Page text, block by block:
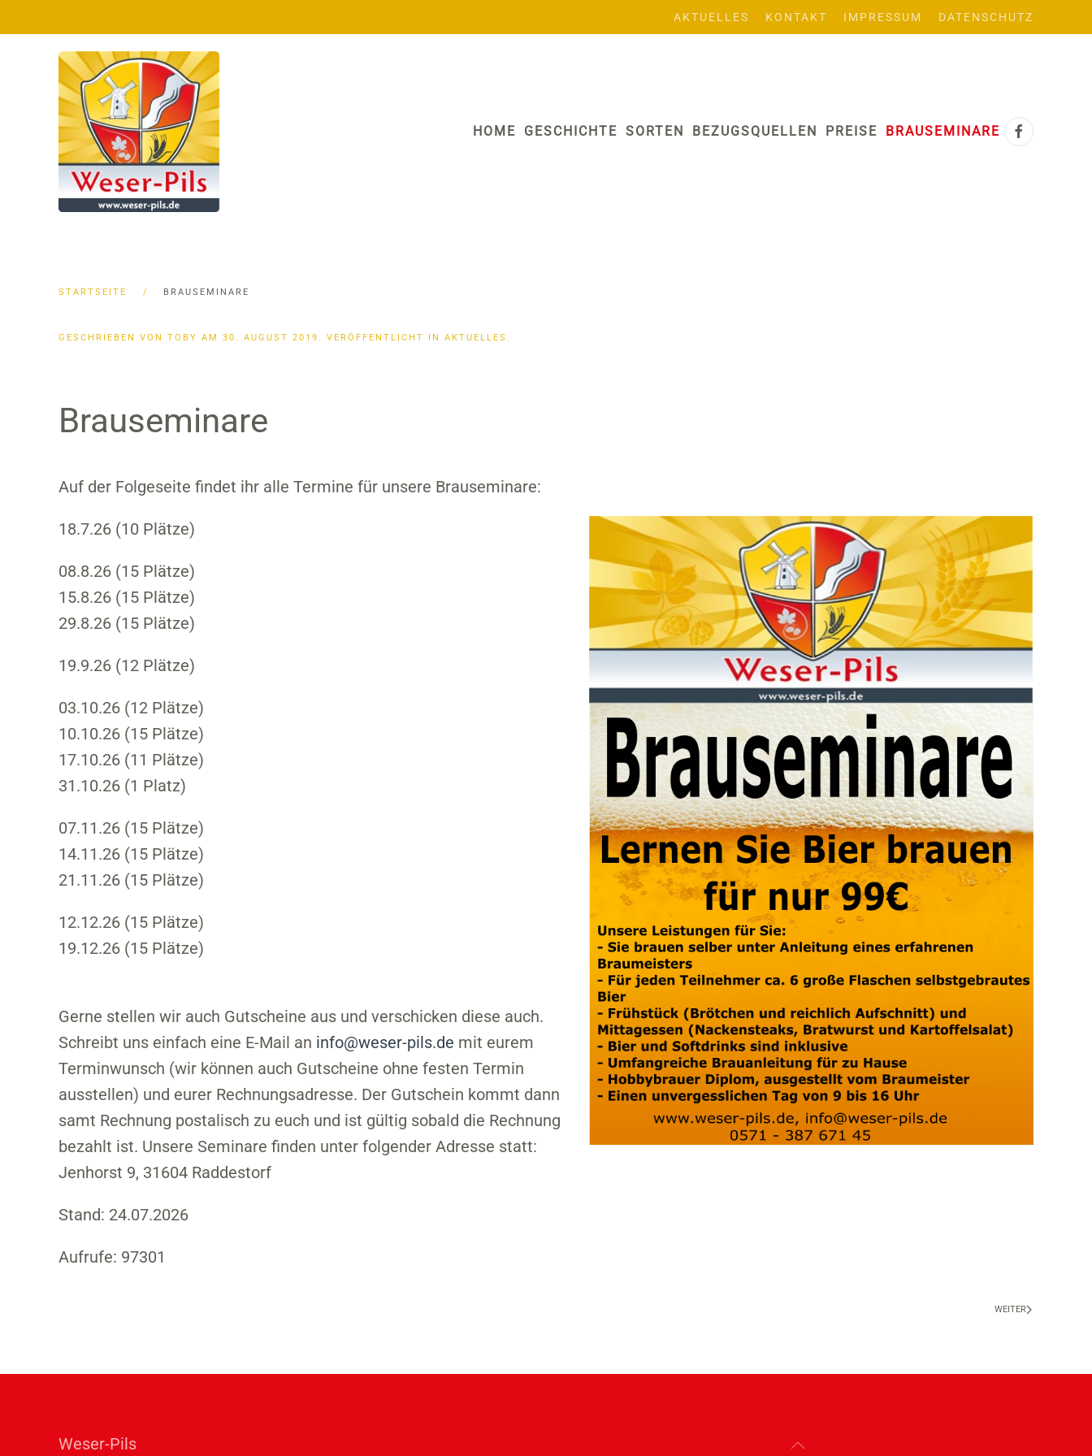
Zum Hauptinhalt springen
AKTUELLES KONTAKT IMPRESSUM DATENSCHUTZ
HOME GESCHICHTE SORTEN BEZUGSQUELLEN PREISE BRAUSEMINARE
STARTSEITE BRAUSEMINARE
GESCHRIEBEN VON TOBY AM 30. AUGUST 2019. VERÖFFENTLICHT IN AKTUELLES .
Brauseminare
Auf der Folgeseite findet ihr alle Termine für unsere Brauseminare:
18.7.26 (10 Plätze)
08.8.26 (15 Plätze)
15.8.26 (15 Plätze)
29.8.26 (15 Plätze)
19.9.26 (12 Plätze)
03.10.26 (12 Plätze)
10.10.26 (15 Plätze)
17.10.26 (11 Plätze)
31.10.26 (1 Platz)
07.11.26 (15 Plätze)
14.11.26 (15 Plätze)
21.11.26 (15 Plätze)
12.12.26 (15 Plätze)
19.12.26 (15 Plätze)
Gerne stellen wir auch Gutscheine aus und verschicken diese auch.
Schreibt uns einfach eine E-Mail an info@weser-pils.de mit eurem
Terminwunsch (wir können auch Gutscheine ohne festen Termin
ausstellen) und eurer Rechnungsadresse. Der Gutschein kommt dann
samt Rechnung postalisch zu euch und ist gültig sobald die Rechnung
bezahlt ist. Unsere Seminare finden unter folgender Adresse statt:
Jenhorst 9, 31604 Raddestorf
Stand: 24.07.2026
Aufrufe: 97301
WEITER
Weser-Pils